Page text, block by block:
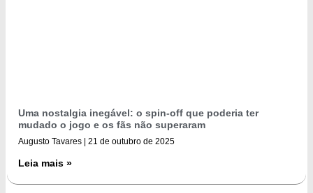
Uma nostalgia inegável: o spin-off que poderia ter
mudado o jogo e os fãs não superaram
Augusto Tavares 21 de outubro de 2025
Leia mais »